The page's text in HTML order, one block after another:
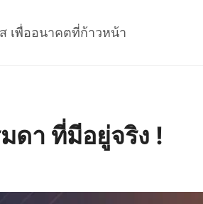
เพื่ออนาคตที่ก้าวหน้า
ดา ที่มีอยู่จริง !